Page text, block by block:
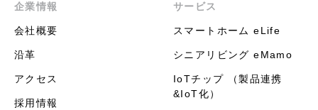
企業情報
会社概要
沿革
アクセス
採用情報
サービス
スマートホーム eLife
シニアリビング eMamo
IoTチップ （製品連携
&IoT化）